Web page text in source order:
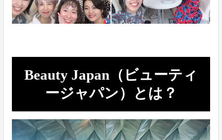
Beauty Japan（ビューティ
ージャパン）とは？